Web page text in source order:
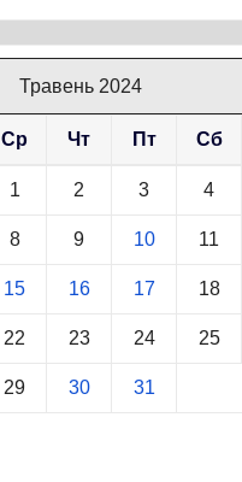
Травень 2024
Ср Чт Пт Сб
1 2 3 4
8 9 10 11
15 16 17 18
22 23 24 25
29 30 31